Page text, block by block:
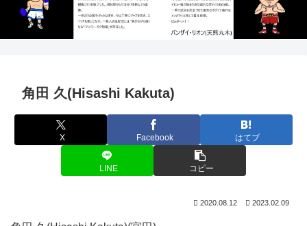
角田 久(Hisashi Kakuta)
X Facebook はてブ
LINE コピー
2020.08.12 2023.02.09